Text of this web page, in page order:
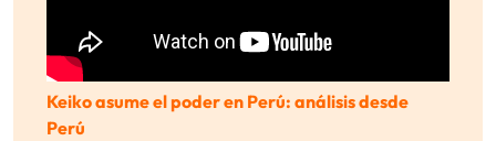
Keiko asume el poder en Perú: análisis desde
Perú